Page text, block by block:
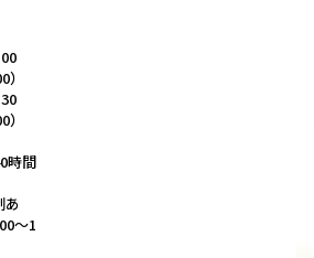
時間
あ
～1